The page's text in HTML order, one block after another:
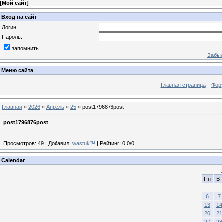
[Мой сайт]
Вход на сайт
Логин:
Пароль:
запомнить
Меню сайта
Главная страница
Главная » 2026 » Апрель » 25 » post1796876post
post1796876post
Просмотров: 49 | Добавил: wastuk™ | Рейтинг: 0.0/0
Calendar
Пн
Вт
6
7
13
14
20
21